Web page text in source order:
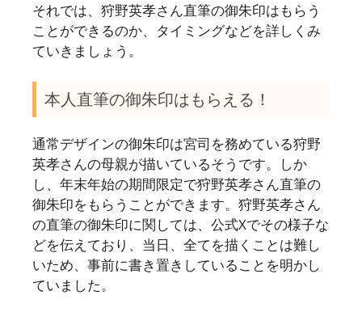
それでは、狩野英孝さん直筆の御朱印はもらう
ことができるのか、タイミングなどを詳しくみ
ていきましょう。
本人直筆の御朱印はもらえる！
通常デザインの御朱印は宮司を務めている狩野
英孝さんの母親が描いているそうです。しか
し、年末年始の期間限定で狩野英孝さん直筆の
御朱印をもらうことができます。狩野英孝さん
の直筆の御朱印に関しては、公式Xでその様子な
どを伝えており、当日、全てを描くことは難し
いため、事前に書き置きしていることを明かし
ていました。